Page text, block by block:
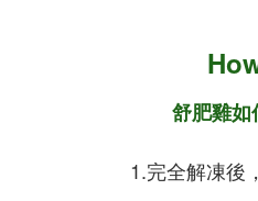
舒肥雞如
1.完全解凍後